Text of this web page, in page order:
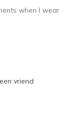
when I wear
vriend